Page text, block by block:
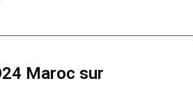
Maroc sur